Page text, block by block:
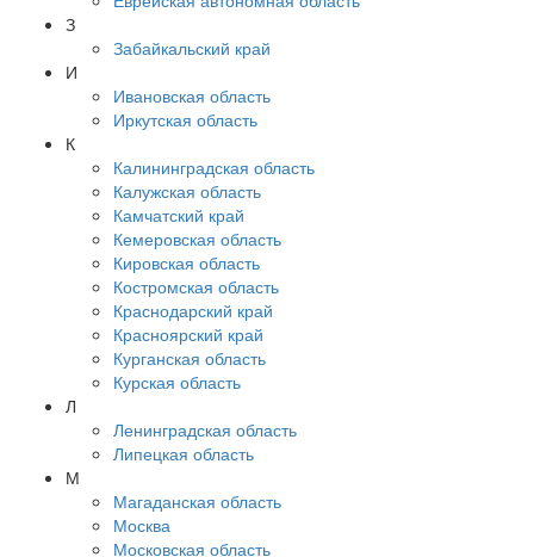
З
Забайкальский край
И
Ивановская область
Иркутская область
К
Калининградская область
Калужская область
Камчатский край
Кемеровская область
Кировская область
Костромская область
Краснодарский край
Красноярский край
Курганская область
Курская область
Л
Ленинградская область
Липецкая область
М
Магаданская область
Москва
Московская область